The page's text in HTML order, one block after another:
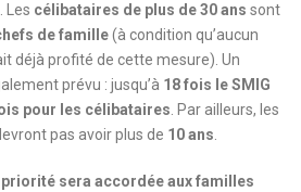
Les célibataires de plus de 30 ans sont
de famille(à condition qu’aucun
déjà profité de cette mesure). Un
prévu : jusqu’à 18 fois le SMIG
pour les célibataires. Par ailleurs, les
pas avoir plus de 10 ans.
priorité sera accordée aux familles